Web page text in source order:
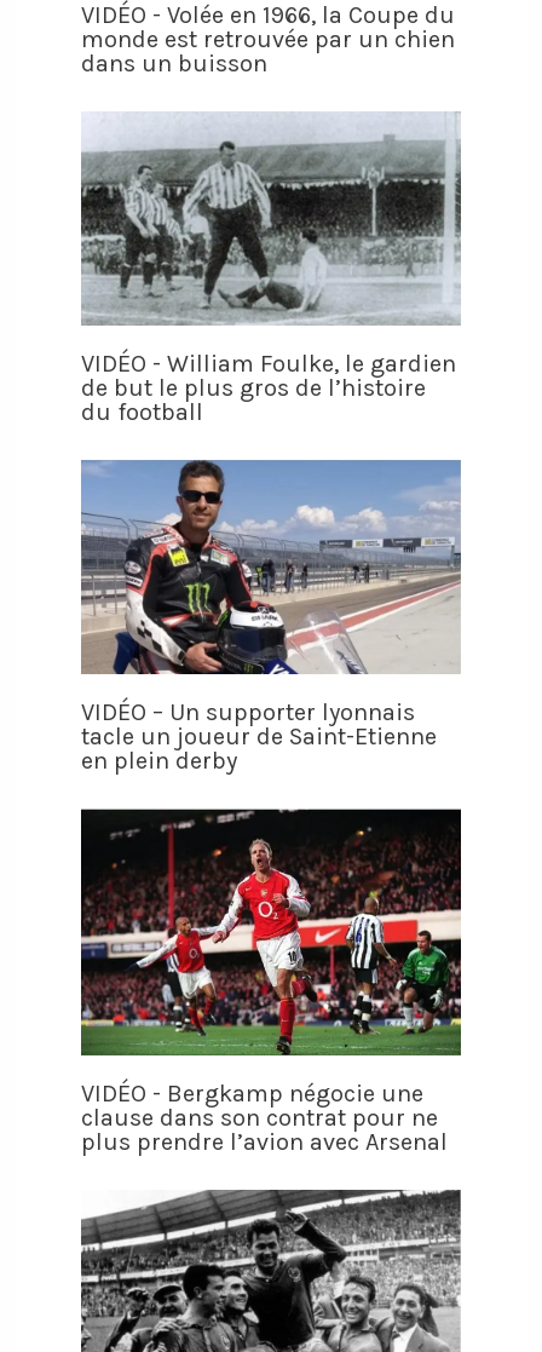
VIDÉO - Volée en 1966, la Coupe du
monde est retrouvée par un chien
dans un buisson
VIDÉO - William Foulke, le gardien
de but le plus gros de l’histoire
du football
VIDÉO – Un supporter lyonnais
tacle un joueur de Saint-Etienne
en plein derby
VIDÉO - Bergkamp négocie une
clause dans son contrat pour ne
plus prendre l’avion avec Arsenal